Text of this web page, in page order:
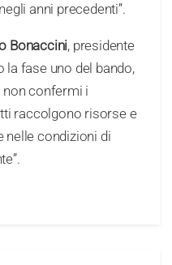
anni precedenti”.
Bonaccini, presidente
la fase uno del bando,
confermi i
raccolgono risorse e
nelle condizioni di